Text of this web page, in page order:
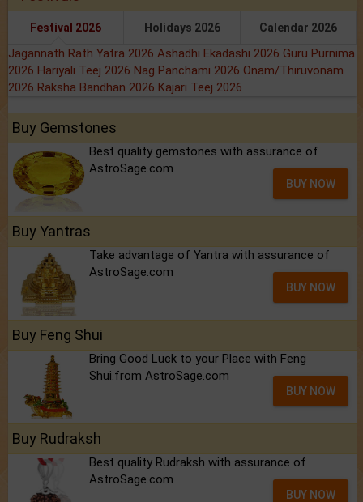
Festival 2026 Holidays 2026 Calendar 2026
Jagannath Rath Yatra 2026 Ashadhi Ekadashi 2026 Guru Purnima
2026 Hariyali Teej 2026 Nag Panchami 2026 Onam/Thiruvonam
2026 Raksha Bandhan 2026 Kajari Teej 2026
Buy Gemstones
Best quality gemstones with assurance of
AstroSage.com
BUY NOW
Buy Yantras
Take advantage of Yantra with assurance of
AstroSage.com
BUY NOW
Buy Feng Shui
Bring Good Luck to your Place with Feng
Shui.from AstroSage.com
BUY NOW
Buy Rudraksh
Best quality Rudraksh with assurance of
AstroSage.com
BUY NOW